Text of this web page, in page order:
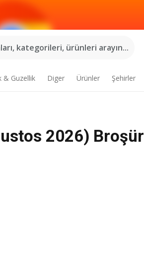
kategorileri, ürünleri arayın...
& Guzellik Diger Ürünler Şehirler
2026) Broşür